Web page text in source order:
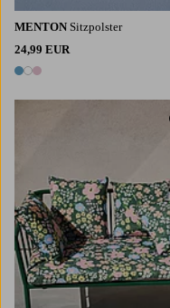
MENTON Sitzpolster
24,99 EUR
3 Farben